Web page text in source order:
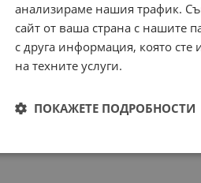
анализираме нашия трафик.
сайт от ваша страна с нашите
с друга информация, която
на техните услуги.
ПОКАЖЕТЕ ПОДРОБНОСТИ